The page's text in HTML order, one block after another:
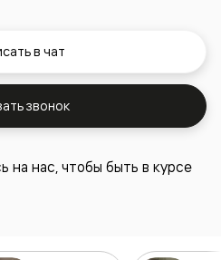
в чат
звонок
на нас, чтобы быть в курсе